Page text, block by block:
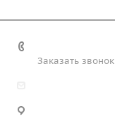
Заказать звонок